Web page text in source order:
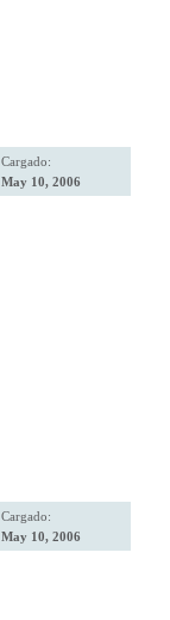
Cargado:
May 10, 2006
Cargado:
May 10, 2006